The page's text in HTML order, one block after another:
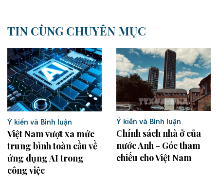
TIN CÙNG CHUYÊN MỤC
Ý kiến và Bình luận
Việt Nam vượt xa mức
trung bình toàn cầu về
ứng dụng AI trong
công việc
Ý kiến và Bình luận
Chính sách nhà ở của
nước Anh - Góc tham
chiếu cho Việt Nam